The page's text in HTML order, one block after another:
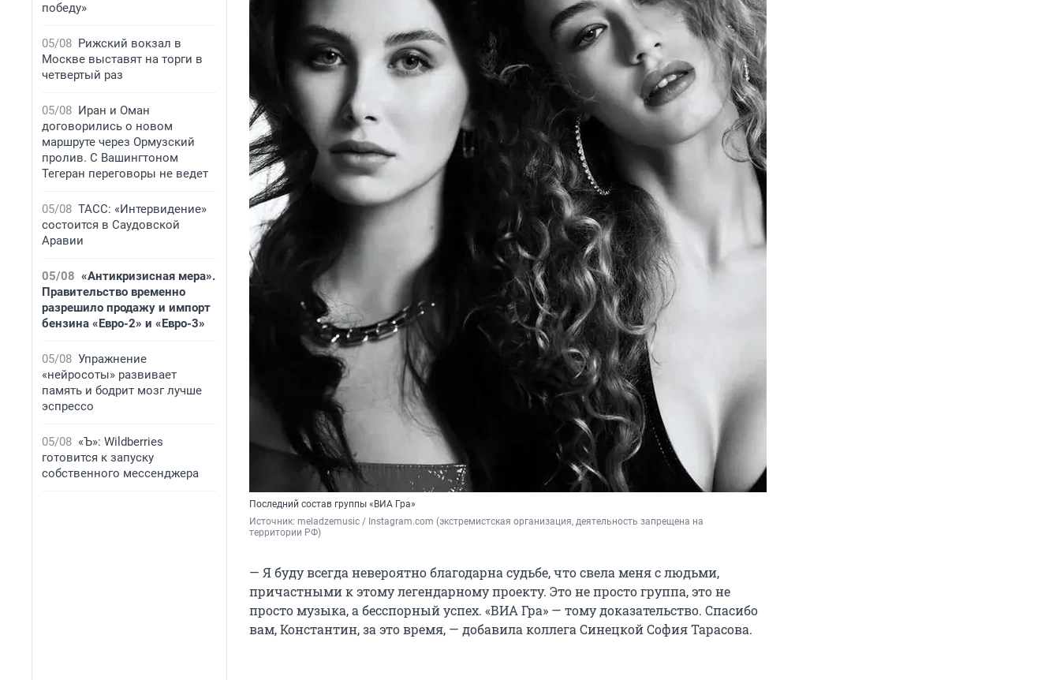
победу»
05/08 Рижский вокзал в
Москве выставят на торги в
четвертый раз
05/08 Иран и Оман
договорились о новом
маршруте через Ормузский
пролив. С Вашингтоном
Тегеран переговоры не ведет
05/08 ТАСС: «Интервидение»
состоится в Саудовской
Аравии
05/08 «Антикризисная мера».
Правительство временно
разрешило продажу и импорт
бензина «Евро-2» и «Евро-3»
05/08 Упражнение
«нейросоты» развивает
память и бодрит мозг лучше
эспрессо
05/08 «Ъ»: Wildberries
готовится к запуску
собственного мессенджера
Последний состав группы «ВИА Гра»
Источник: meladzemusic / Instagram.com (экстремистская организация, деятельность запрещена на
территории РФ)
— Я буду всегда невероятно благодарна судьбе, что свела меня с людьми,
причастными к этому легендарному проекту. Это не просто группа, это не
просто музыка, а бесспорный успех. «ВИА Гра» — тому доказательство. Спасибо
вам, Константин, за это время, — добавила коллега Синецкой София Тарасова.